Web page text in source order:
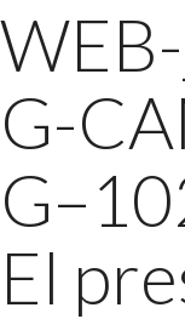
G-
El